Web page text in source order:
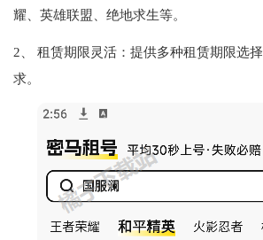
耀、英雄联盟、绝地求生等。
2、 租赁期限灵活：提供多种租赁期限选
求。